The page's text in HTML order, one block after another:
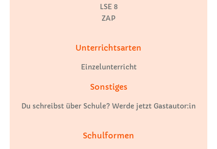
LSE 8
ZAP
Unterrichtsarten
Einzelunterricht
Sonstiges
Du schreibst über Schule? Werde jetzt Gastautor:in
Schulformen